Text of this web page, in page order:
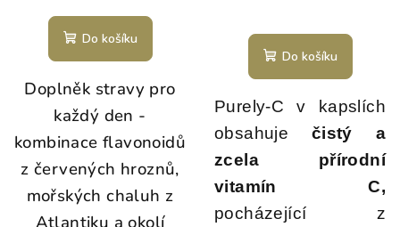
Do košíku
Doplněk stravy pro
každý den -
kombinace flavonoidů
z červených hroznů,
mořských chaluh z
Do košíku
Purely-C v kapslích
obsahuje čistý a
zcela přírodní
vitamín C,
pocházející z